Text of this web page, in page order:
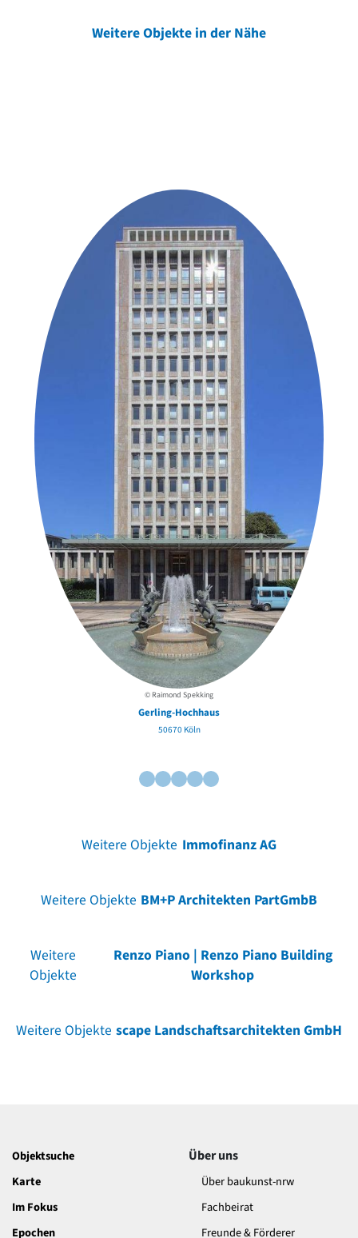
Weitere Objekte in der Nähe
© Raimond Spekking
Gerling-Hochhaus
50670 Köln
Weitere Objekte Immofinanz AG
Weitere Objekte BM+P Architekten PartGmbB
Weitere
Objekte
Renzo Piano | Renzo Piano Building
Workshop
Weitere Objekte scape Landschaftsarchitekten GmbH
Objektsuche
Karte
Im Fokus
Epochen
Über uns
Über baukunst-nrw
Fachbeirat
Freunde & Förderer